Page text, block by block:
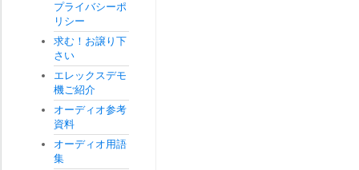
プライバシーポ
リシー
求む！お譲り下
さい
エレックスデモ
機ご紹介
オーディオ参考
資料
オーディオ用語
集